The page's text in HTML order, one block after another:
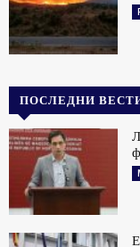
ПОСЛЕДНИ